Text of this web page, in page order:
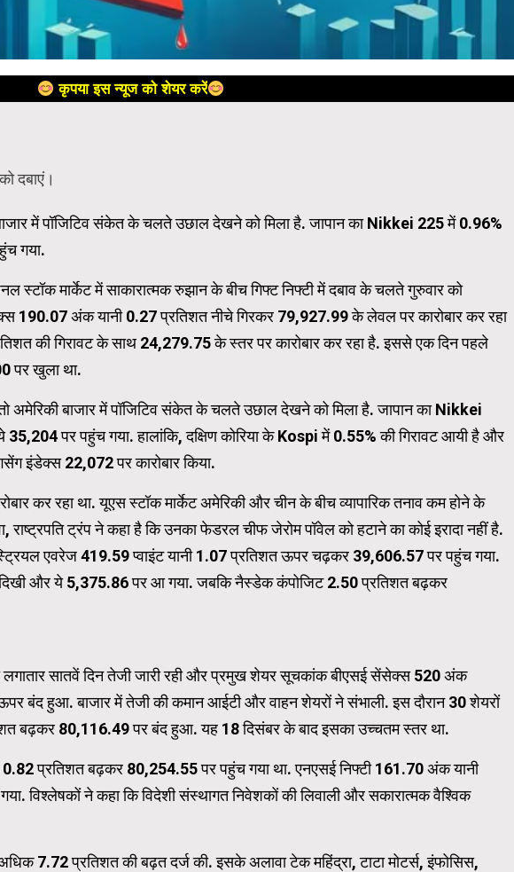
कृपया इस न्यूज को शेयर करें
बाजार में पॉजिटिव संकेत के चलते उछाल देखने को मिला है. जापान का Nikkei 225 में 0.96%
गया.
स्टॉक मार्केट में साकारात्मक रुझान के बीच गिफ्ट निफ्टी में दबाव के चलते गुरुवार को
190.07 अंक यानी 0.27 प्रतिशत नीचे गिरकर 79,927.99 के लेवल पर कारोबार कर रहा
की गिरावट के साथ 24,279.75 के स्तर पर कारोबार कर रहा है. इससे एक दिन पहले
पर खुला था.
अमेरिकी बाजार में पॉजिटिव संकेत के चलते उछाल देखने को मिला है. जापान का Nikkei
पर पहुंच गया. हालांकि, दक्षिण कोरिया के Kospi में 0.55% की गिरावट आयी है और
इंडेक्स 22,072 पर कारोबार किया.
कर रहा था. यूएस स्टॉक मार्केट अमेरिकी और चीन के बीच व्यापारिक तनाव कम होने के
ट्रंप ने कहा है कि उनका फेडरल चीफ जेरोम पॉवेल को हटाने का कोई इरादा नहीं है.
एवरेज 419.59 प्वाइंट यानी 1.07 प्रतिशत ऊपर चढ़कर 39,606.57 पर पहुंच गया.
और ये 5,375.86 पर आ गया. जबकि नैस्डेक कंपोजिट 2.50 प्रतिशत बढ़कर
लगातार सातवें दिन तेजी जारी रही और प्रमुख शेयर सूचकांक बीएसई सेंसेक्स 520 अंक
बंद हुआ. बाजार में तेजी की कमान आईटी और वाहन शेयरों ने संभाली. इस दौरान 30 शेयरों
बढ़कर 80,116.49 पर बंद हुआ. यह 18 दिसंबर के बाद इसका उच्चतम स्तर था.
प्रतिशत बढ़कर 80,254.55 पर पहुंच गया था. एनएसई निफ्टी 161.70 अंक यानी
विश्लेषकों ने कहा कि विदेशी संस्थागत निवेशकों की लिवाली और सकारात्मक वैश्विक
7.72 प्रतिशत की बढ़त दर्ज की. इसके अलावा टेक महिंद्रा, टाटा मोटर्स, इंफोसिस,
WordPress Carousel Trial Version